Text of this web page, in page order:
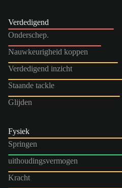
Verdedigend
Onderschep.
Nauwkeurigheid koppen
Verdedigend inzicht
Staande tackle
Glijden
Fysiek
Springen
uithoudingsvermogen
Kracht